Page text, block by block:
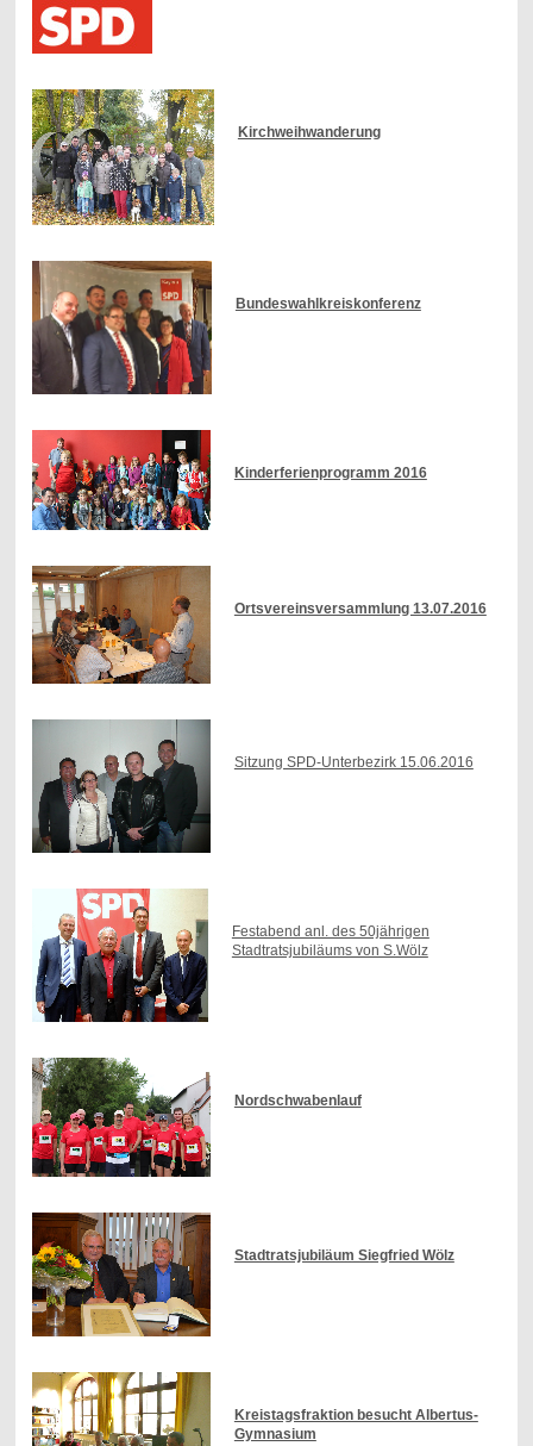
Kirchweihwanderung
Bundeswahlkreiskonferenz
Kinderferienprogramm 2016
Ortsvereinsversammlung 13.07.2016
Sitzung SPD-Unterbezirk 15.06.2016
Festabend anl. des 50jährigen
Stadtratsjubiläums von S.Wölz
Nordschwabenlauf
Stadtratsjubiläum Siegfried Wölz
Kreistagsfraktion besucht Albertus-
Gymnasium